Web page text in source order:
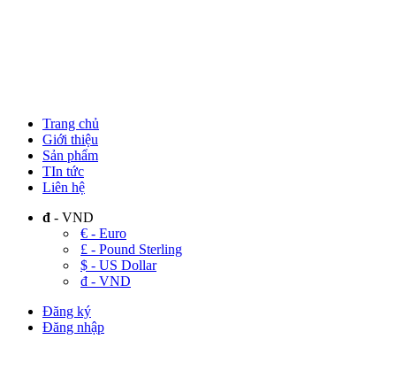
Trang chủ
Giới thiệu
Sản phẩm
TIn tức
Liên hệ
đ - VND
€ - Euro
£ - Pound Sterling
$ - US Dollar
đ - VND
Đăng ký
Đăng nhập